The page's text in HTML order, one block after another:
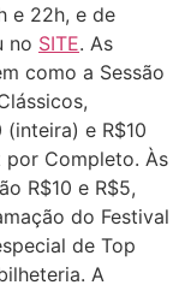
e 22h, e de
no SITE. As
como a Sessão
e R$10
por Completo. Às
R$10 e R$5,
do Festival
de Top
A